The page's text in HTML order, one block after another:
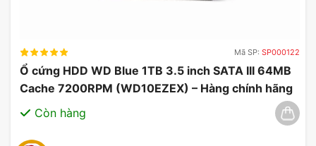
Mã SP: SP000122
Ổ cứng HDD WD Blue 1TB 3.5 inch SATA III 64MB
Cache 7200RPM (WD10EZEX) – Hàng chính hãng
03/2025
Còn hàng